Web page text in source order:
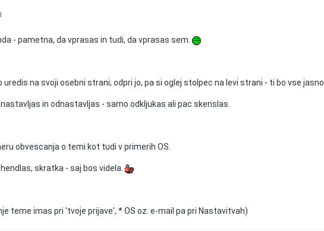
- pametna, da vprasas in tudi, da vprasas sem.
uredis na svoji osebni strani; odpri jo, pa si oglej stolpec na levi strani - ti bo vse jasno.
in odnastavljas - samo odkljukas ali pac skenslas.
obvescanja o temi kot tudi v primerih OS.
skratka - saj bos videla.
teme imas pri 'tvoje prijave', * OS oz. e-mail pa pri Nastavitvah)